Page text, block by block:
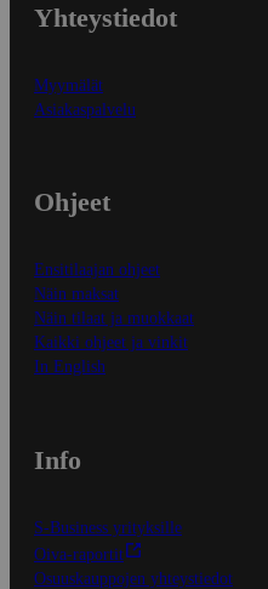
Yhteystiedot
Myymälät
Asiakaspalvelu
Ohjeet
Ensitilaajan ohjeet
Näin maksat
Näin tilaat ja muokkaat
Kaikki ohjeet ja vinkit
In English
Info
S-Business yrityksille
Oiva-raportit
Osuuskauppojen yhteystiedot